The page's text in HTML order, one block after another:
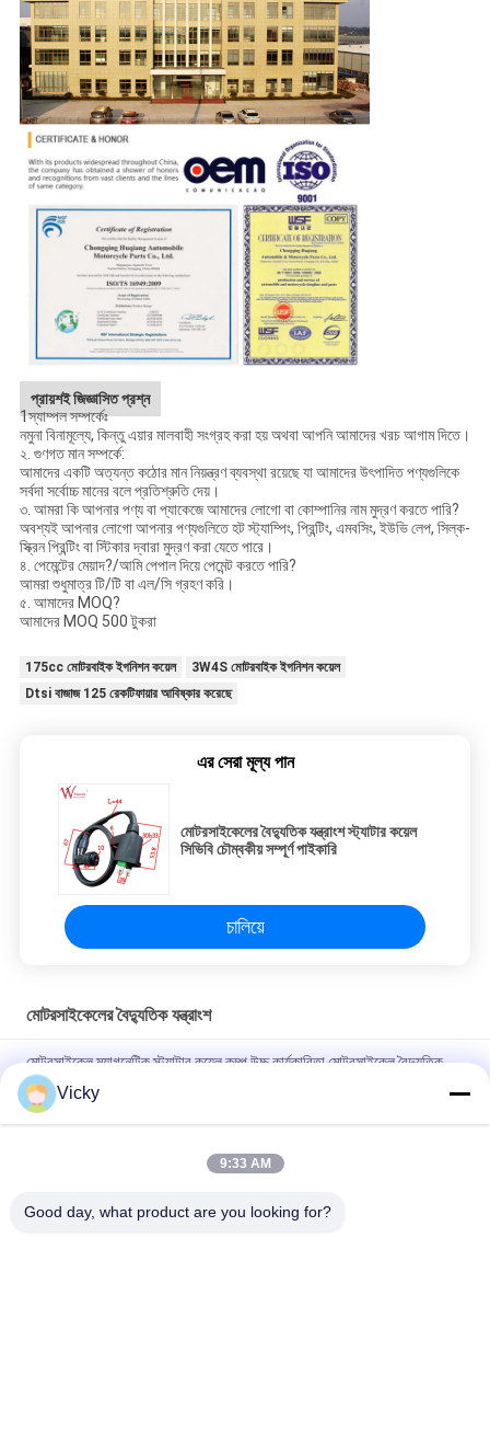
প্রায়শই জিজ্ঞাসিত প্রশ্ন
1স্যাম্পল সম্পর্কেঃ
নমুনা বিনামূল্যে, কিন্তু এয়ার মালবাহী সংগ্রহ করা হয় অথবা আপনি আমাদের খরচ আগাম দিতে।
২. গুণগত মান সম্পর্কে:
আমাদের একটি অত্যন্ত কঠোর মান নিয়ন্ত্রণ ব্যবস্থা রয়েছে যা আমাদের উৎপাদিত পণ্যগুলিকে
সর্বদা সর্বোচ্চ মানের বলে প্রতিশ্রুতি দেয়।
৩. আমরা কি আপনার পণ্য বা প্যাকেজে আমাদের লোগো বা কোম্পানির নাম মুদ্রণ করতে পারি?
অবশ্যই আপনার লোগো আপনার পণ্যগুলিতে হট স্ট্যাম্পিং, প্রিন্টিং, এমবসিং, ইউভি লেপ, সিল্ক-
স্ক্রিন প্রিন্টিং বা স্টিকার দ্বারা মুদ্রণ করা যেতে পারে।
৪. পেমেন্টের মেয়াদ?/আমি পেপাল দিয়ে পেমেন্ট করতে পারি?
আমরা শুধুমাত্র টি/টি বা এল/সি গ্রহণ করি।
৫. আমাদের MOQ?
আমাদের MOQ 500 টুকরা
175cc মোটরবাইক ইগনিশন কয়েল
3W4S মোটরবাইক ইগনিশন কয়েল
Dtsi বাজাজ 125 রেকটিফায়ার আবিষ্কার করেছে
এর সেরা মূল্য পান
মোটরসাইকেলের বৈদ্যুতিক যন্ত্রাংশ স্ট্যাটার কয়েল
সিভিবি চৌম্বকীয় সম্পূর্ণ পাইকারি
চালিয়ে
মোটরসাইকেলের বৈদ্যুতিক যন্ত্রাংশ
মোটরসাইকেল ম্যাগনেটিক স্ট্যাটার কয়েল কম্প উচ্চ কার্যকারিতা মোটরসাইকেল বৈদ্যুতিক
যন্ত্রাংশ KRF
বি 2 বি ক্রেতাদের জন্য বৈদ্যুতিক মোটরসাইকেল রিলে সংযোগকারী ক্রিস 100 ভাল
Vicky
9:33 AM
Good day, what product are you looking for?